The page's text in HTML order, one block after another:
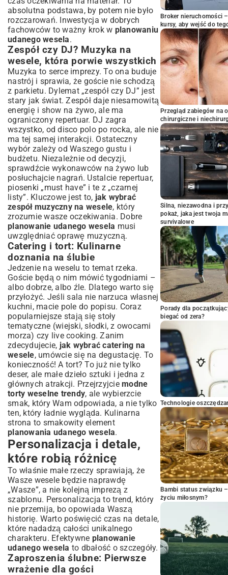
absolutna podstawa, by potem nie było
rozczarowań. Inwestycja w dobrych
fachowców to ważny krok w planowaniu
udanego wesela.
Zespół czy DJ? Muzyka na
wesele, która porwie wszystkich
Muzyka to serce imprezy. To ona buduje
nastrój i sprawia, że goście nie schodzą
z parkietu. Dylemat „zespół czy DJ” jest
stary jak świat. Zespół daje niesamowitą
energię i show na żywo, ale ma
ograniczony repertuar. DJ zagra
wszystko, od disco polo po rocka, ale nie
ma tej samej interakcji. Ostateczny
wybór zależy od Waszego gustu i
budżetu. Niezależnie od decyzji,
sprawdźcie wykonawców na żywo lub
posłuchajcie nagrań. Ustalcie repertuar,
piosenki „must have” i te z „czarnej
listy”. Kluczowe jest to, jak wybrać
zespół muzyczny na wesele, który
zrozumie wasze oczekiwania. Dobre
planowanie udanego wesela musi
uwzględniać oprawę muzyczną.
Catering i tort: Kulinarne
doznania na ślubie
Jedzenie na weselu to temat rzeka.
Goście będą o nim mówić tygodniami –
albo dobrze, albo źle. Dlatego warto się
przyłożyć. Jeśli sala nie narzuca własnej
kuchni, macie pole do popisu. Coraz
popularniejsze stają się stoły
tematyczne (wiejski, słodki, z owocami
morza) czy live cooking. Zanim
zdecydujecie, jak wybrać catering na
wesele, umówcie się na degustację. To
konieczność! A tort? To już nie tylko
deser, ale małe dzieło sztuki i jedna z
głównych atrakcji. Przejrzyjcie modne
torty weselne trendy, ale wybierzcie
smak, który Wam odpowiada, a nie tylko
ten, który ładnie wygląda. Kulinarna
strona to smakowity element
planowania udanego wesela.
Personalizacja i detale,
które robią różnicę
To właśnie małe rzeczy sprawiają, że
Wasze wesele będzie naprawdę
„Wasze”, a nie kolejną imprezą z
szablonu. Personalizacja to trend, który
nie przemija, bo opowiada Waszą
historię. Warto poświęcić czas na detale,
które nadadzą całości unikalnego
charakteru. Efektywne planowanie
udanego wesela to dbałość o szczegóły.
Zaproszenia ślubne: Pierwsze
wrażenie dla gości
Broker nieruchomości
kursy, aby wejść do
Przegląd zabiegów na
chirurgiczne i
Silna, niezawodna i
pokaż, jaka jest twoja
survivalowe
Porady dla
biegać od zera?
Technologie
Bambi status związku
życiu miłosnym?